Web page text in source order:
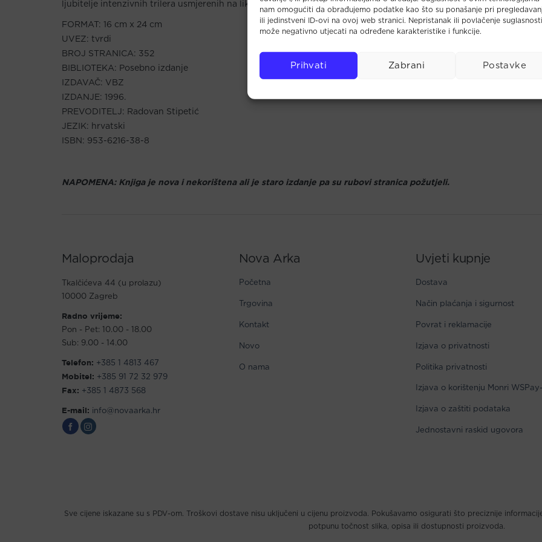
nam omogućiti da obrađujemo podatke kao što su ponašanje pri
ili jedinstveni ID-ovi na ovoj web stranici. Nepristanak ili povlačenje suglasnosti
može negativno utjecati na određene karakteristike i funkcije.
Prihvati Zabrani Postavke
ljubitelje intenzivnih trilera usmjerenih na likove.
FORMAT: 16 cm x 24 cm
UVEZ: tvrdi
BROJ STRANICA: 352
BIBLIOTEKA: Posebno izdanje
IZDAVAČ: VBZ
IZDANJE: 1996.
PREVODITELJ: Radovan Stipetić
JEZIK: hrvatski
ISBN: 953-6216-38-8
NAPOMENA: Knjiga je nova i nekorištena ali je staro izdanje pa su rubovi stranica požutjeli.
Maloprodaja
Tkalčićeva 44 (u prolazu)
10000 Zagreb
Radno vrijeme:
Pon - Pet: 10.00 - 18.00
Sub: 9.00 - 14.00
Telefon: +385 1 4813 467
Mobitel: +385 91 72 32 979
Fax: +385 1 4873 568
E-mail: info@novaarka.hr
Nova Arka
Početna
Trgovina
Kontakt
Novo
O nama
Uvjeti kupnje
Dostava
Način plaćanja i sigurnost
Povrat i reklamacije
Izjava o privatnosti
Politika privatnosti
Izjava o korištenju Monri
Izjava o zaštiti podataka
Jednostavni raskid ugovora
Sve cijene iskazane su s PDV-om. Troškovi dostave nisu uključeni u cijenu proizvoda. Pokušavamo osigurati što preciznije
potpunu točnost slika, opisa ili dostupnosti proizvoda.